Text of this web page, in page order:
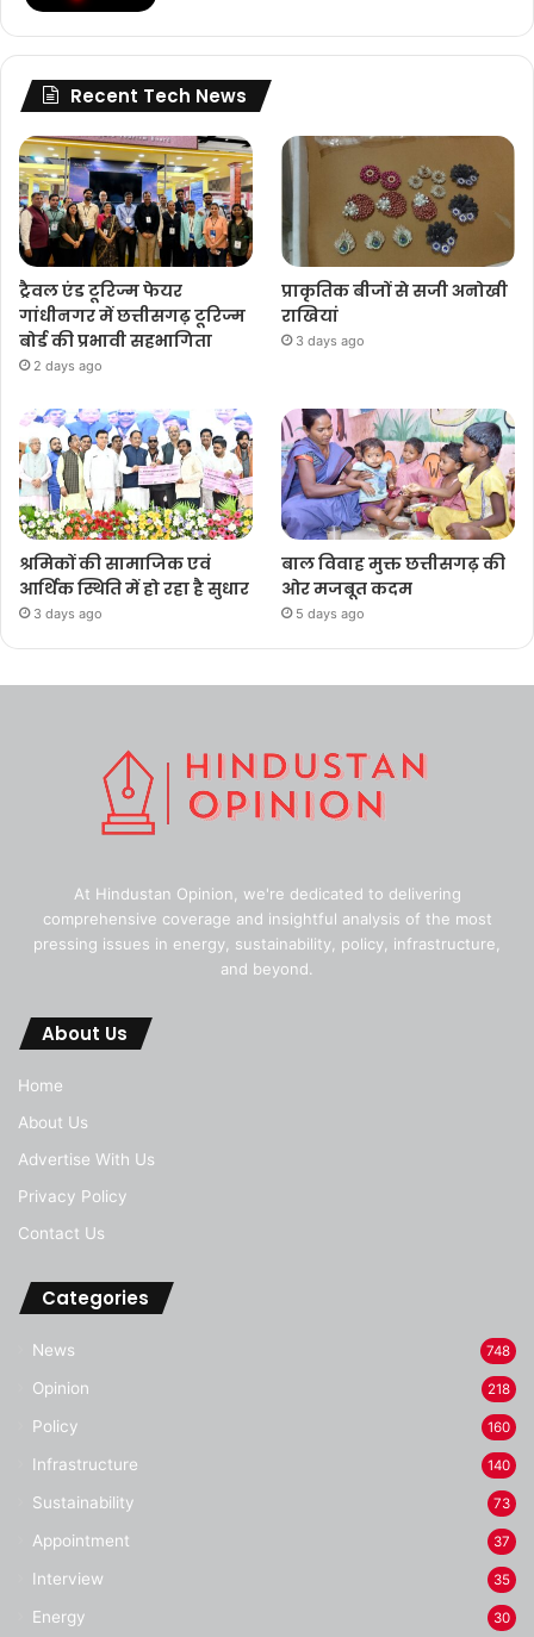
Recent Tech News
ट्रैवल एंड टूरिज्म फेयर
गांधीनगर में छत्तीसगढ़ टूरिज्म
बोर्ड की प्रभावी सहभागिता
2 days ago
प्राकृतिक बीजों से सजी अनोखी
राखियां
3 days ago
श्रमिकों की सामाजिक एवं
आर्थिक स्थिति में हो रहा है सुधार
3 days ago
बाल विवाह मुक्त छत्तीसगढ़ की
ओर मजबूत कदम
5 days ago
At Hindustan Opinion, we're dedicated to delivering
comprehensive coverage and insightful analysis of the most
pressing issues in energy, sustainability, policy, infrastructure,
and beyond.
About Us
Home
About Us
Advertise With Us
Privacy Policy
Contact Us
Categories
News 748
Opinion 218
Policy 160
Infrastructure 140
Sustainability 73
Appointment 37
Interview 35
Energy 30